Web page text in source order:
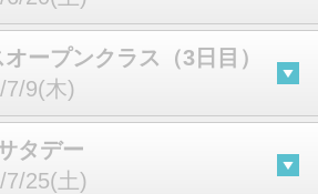
ープンクラス（3日目）
7/9(木)
タデー
7/25(土)